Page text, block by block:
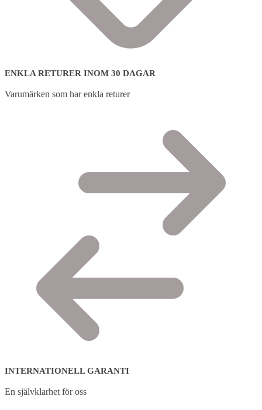
ENKLA RETURER INOM 30 DAGAR
Varumärken som har enkla returer
INTERNATIONELL GARANTI
En självklarhet för oss